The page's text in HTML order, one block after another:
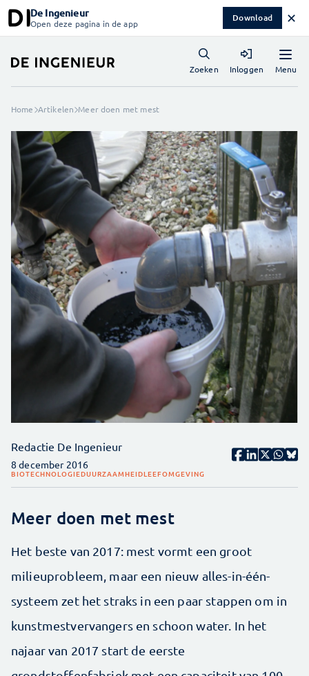
De Ingenieur
Open deze pagina in de app Download ✕
Menu
Zoeken Inloggen
Home Artikelen Meer doen met mest
Redactie De Ingenieur
8 december 2016
BIOTECHNOLOGIEDUURZAAMHEIDLEEFOMGEVING
Meer doen met mest
Het beste van 2017: mest vormt een groot
milieuprobleem, maar een nieuw alles-in-één-
systeem zet het straks in een paar stappen om in
kunstmestvervangers en schoon water. In het
najaar van 2017 start de eerste